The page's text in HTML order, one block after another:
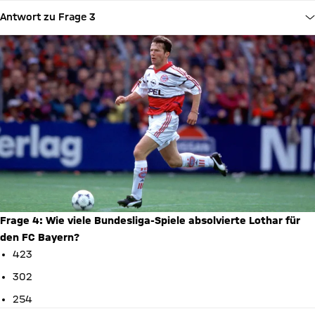
Antwort zu Frage 3
Frage 4: Wie viele Bundesliga-Spiele absolvierte Lothar für
den FC Bayern?
423
302
254